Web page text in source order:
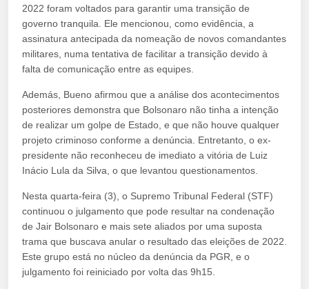
2022 foram voltados para garantir uma transição de
governo tranquila. Ele mencionou, como evidência, a
assinatura antecipada da nomeação de novos comandantes
militares, numa tentativa de facilitar a transição devido à
falta de comunicação entre as equipes.
Además, Bueno afirmou que a análise dos acontecimentos
posteriores demonstra que Bolsonaro não tinha a intenção
de realizar um golpe de Estado, e que não houve qualquer
projeto criminoso conforme a denúncia. Entretanto, o ex-
presidente não reconheceu de imediato a vitória de Luiz
Inácio Lula da Silva, o que levantou questionamentos.
Nesta quarta-feira (3), o Supremo Tribunal Federal (STF)
continuou o julgamento que pode resultar na condenação
de Jair Bolsonaro e mais sete aliados por uma suposta
trama que buscava anular o resultado das eleições de 2022.
Este grupo está no núcleo da denúncia da PGR, e o
julgamento foi reiniciado por volta das 9h15.